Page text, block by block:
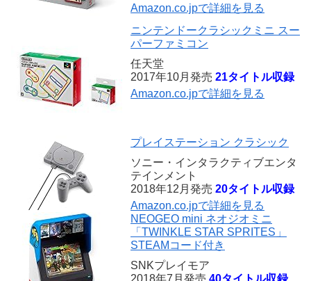
Amazon.co.jpで詳細を見る
ニンテンドークラシックミニ スー
パーファミコン
任天堂
2017年10月発売 21タイトル収録
Amazon.co.jpで詳細を見る
プレイステーション クラシック
ソニー・インタラクティブエンタ
テインメント
2018年12月発売 20タイトル収録
Amazon.co.jpで詳細を見る
NEOGEO mini ネオジオミニ
「TWINKLE STAR SPRITES」
STEAMコード付き
SNKプレイモア
2018年7月発売 40タイトル収録